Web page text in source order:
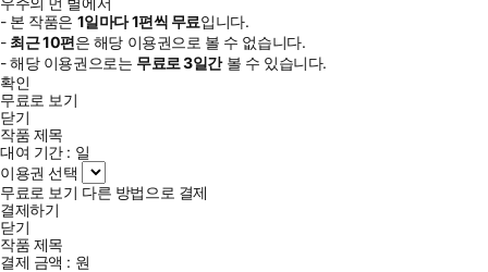
- 본 작품은 1일마다1편씩 무료입니다.
- 최근10편은 해당 이용권으로 볼 수 없습니다.
- 해당 이용권으로는 무료로3일간볼 수 있습니다.
확인
무료로 보기
닫기
작품 제목
대여 기간 : 일
이용권 선택
무료로 보기 다른 방법으로 결제
결제하기
닫기
작품 제목
결제 금액 : 원